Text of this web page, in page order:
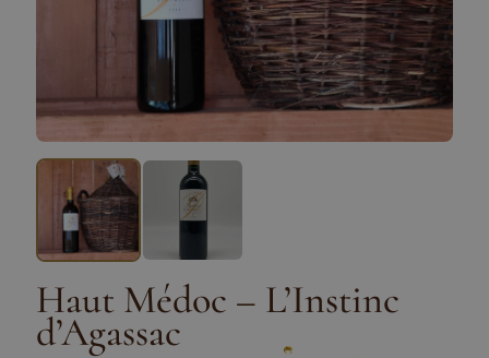
Haut Médoc – L’Instinc
d’Agassac